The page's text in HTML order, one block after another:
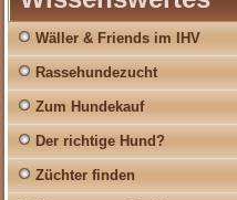
Wäller & Friends im IHV
Rassehundezucht
Zum Hundekauf
Der richtige Hund?
Züchter finden